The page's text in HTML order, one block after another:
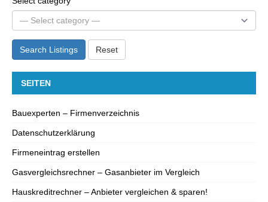
Search Listings Reset
SEITEN
Bauexperten – Firmenverzeichnis
Datenschutzerklärung
Firmeneintrag erstellen
Gasvergleichsrechner – Gasanbieter im Vergleich
Hauskreditrechner – Anbieter vergleichen & sparen!